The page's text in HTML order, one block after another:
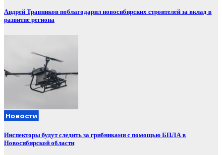
Андрей Травников поблагодарил новосибирских строителей за вклад в
развитие региона
Новости
Инспекторы будут следить за грибниками с помощью БПЛА в
Новосибирской области